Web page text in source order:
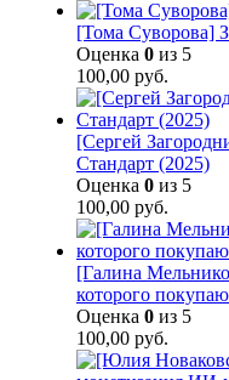
[Тома Суворова]
Оценка 0 из 5
100,00 руб.
[Сергей
Стандарт (2025)
Оценка 0 из 5
100,00 руб.
[Галина
которого
Оценка 0 из 5
100,00 руб.